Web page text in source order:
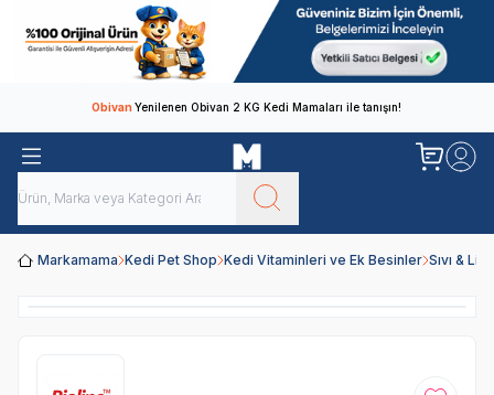
ObivanYenilenen Obivan 2 KG Kedi Mamaları ile tanışın!
Markamama Kedi Pet Shop Kedi Vitaminleri ve Ek Besinler Sıvı & Likit